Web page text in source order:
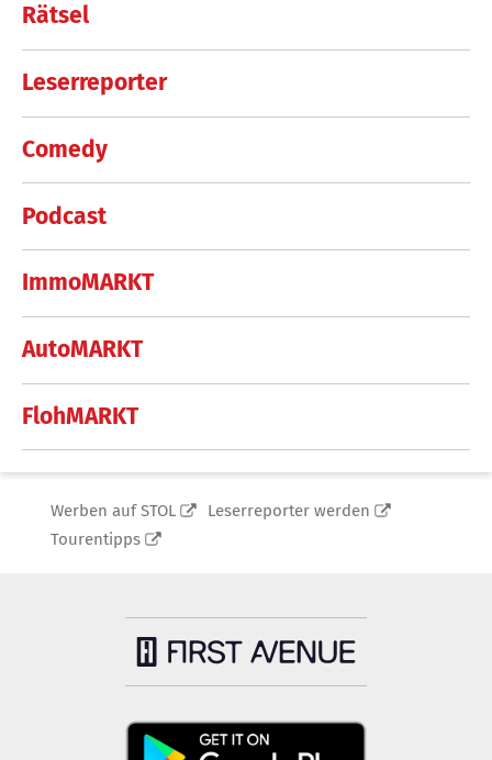
Rätsel
Leserreporter
Comedy
Podcast
ImmoMARKT
AutoMARKT
FlohMARKT
Werben auf STOL
Leserreporter werden
Tourentipps